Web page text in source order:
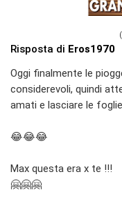
Risposta di Eros1970
Oggi finalmente le
considerevoli, quindi
amati e lasciare le
😂😂😂
Max questa era x te !!!
🤗🤗🤗